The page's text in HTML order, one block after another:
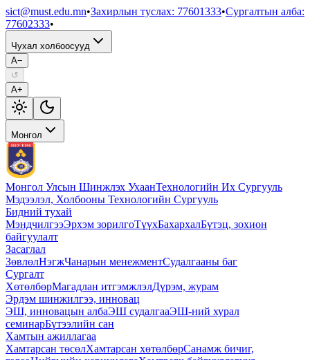
sict@must.edu.mn•Захирлын туслах: 77601333•Сургалтын алба:
77602333•
Чухал холбоосууд
A−
↺
A+
Монгол
Монгол Улсын Шинжлэх УхаанТехнологийн Их Сургууль
Мэдээлэл, Холбооны Технологийн Сургууль
Бидний тухай
МэндчилгээЭрхэм зорилгоТүүхБахархалБүтэц, зохион
байгуулалт
Засаглал
ЗөвлөлНэгжЧанарын менежментСудалгааны баг
Сургалт
ХөтөлбөрМагадлан итгэмжлэлДүрэм, журам
Эрдэм шинжилгээ, инновац
ЭШ, инновацын албаЭШ судалгааЭШ-ний хурал
семинарБүтээлийн сан
Хамтын ажиллагаа
Хамтарсан төсөлХамтарсан хөтөлбөрСанамж бичиг,